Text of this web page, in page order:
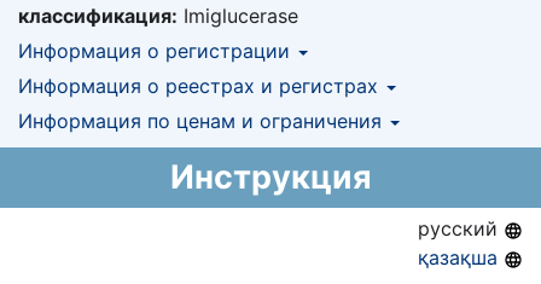
классификация: Imiglucerase
Информация о регистрации
Номер регистрации в РК:№ РК-ЛС-5№016678
Информация о регистрации в РК:30.12.2020 -
30.12.2030
Информация о реестрах и регистрах
КНФ (ЛС включено в Казахстанский
национальный формуляр лекарственных
АЛО (Включено в Список бесплатного
амбулаторного лекарственного обеспечения)
Информация по ценам и ограничения
Инструкция
русский
қазақша